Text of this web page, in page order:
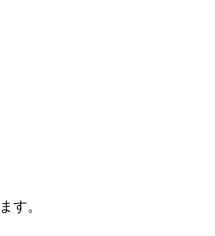
す。